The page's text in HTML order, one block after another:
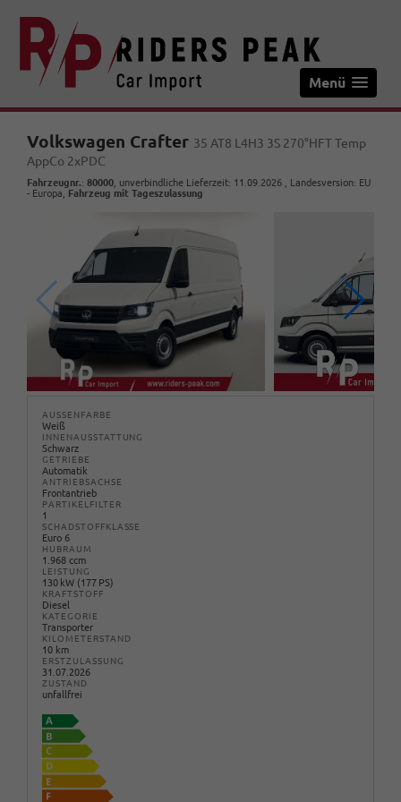
Menü
Volkswagen Crafter 35 AT8 L4H3 3S 270°HFT Temp
AppCo 2xPDC
Fahrzeugnr.: 80000 , unverbindliche Lieferzeit: 11.09.2026 , Landesversion: EU
- Europa, Fahrzeug mit Tageszulassung
AUSSENFARBE
Weiß
INNENAUSSTATTUNG
Schwarz
GETRIEBE
Automatik
ANTRIEBSACHSE
Frontantrieb
PARTIKELFILTER
1
SCHADSTOFFKLASSE
Euro 6
HUBRAUM
1.968 ccm
LEISTUNG
130 kW (177 PS)
KRAFTSTOFF
Diesel
KATEGORIE
Transporter
KILOMETERSTAND
10 km
ERSTZULASSUNG
31.07.2026
ZUSTAND
unfallfrei